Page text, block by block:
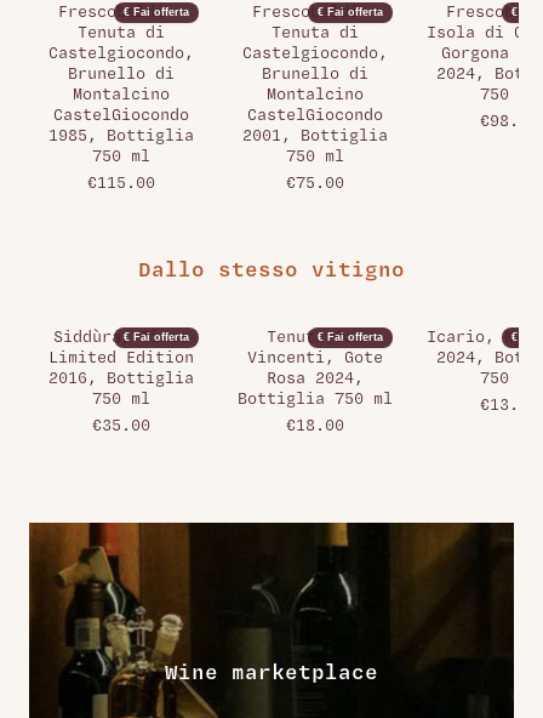
€ Fai offerta
Frescobaldi -
Tenuta di
Castelgiocondo,
Brunello di
Montalcino
CastelGiocondo
1985, Bottiglia
750 ml
€115.00
€ Fai offerta
Frescobaldi -
Tenuta di
Castelgiocondo,
Brunello di
Montalcino
CastelGiocondo
2001, Bottiglia
750 ml
€75.00
€ Fai
Isola di
Gorgona
2024,
750 ml
€98.00
Dallo stesso vitigno
€ Fai offerta
Siddùra, Tìros
Limited Edition
2016, Bottiglia
750 ml
€35.00
€ Fai offerta
Tenuta San
Vincenti, Gote
Rosa 2024,
Bottiglia 750 ml
€18.00
€ Fai
Icario, Nysa
2024,
750 ml
€13.00
Wine marketplace